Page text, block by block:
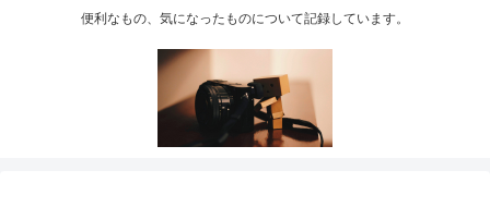
便利なもの、気になったものについて記録しています。